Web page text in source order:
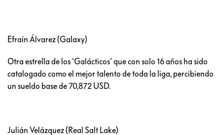
Efraín Álvarez (Galaxy)
Otra estrella de los ‘Galácticos’ que con solo 16 años ha sido
catalogado como el mejor talento de toda la liga, percibiendo
un sueldo base de 70,872 USD.
Julián Velázquez (Real Salt Lake)